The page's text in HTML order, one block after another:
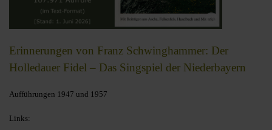
Erinnerungen von Franz Schwinghammer: Der
Holledauer Fidel – Das Singspiel der Niederbayern
Aufführungen 1947 und 1957
Links: